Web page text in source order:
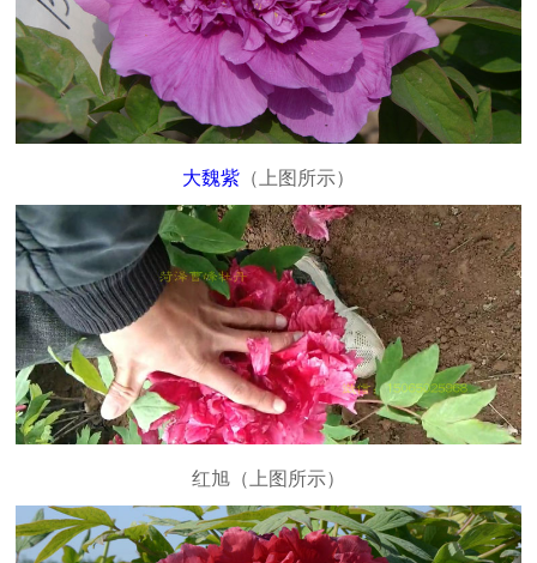
大魏紫（上图所示）
红旭（上图所示）